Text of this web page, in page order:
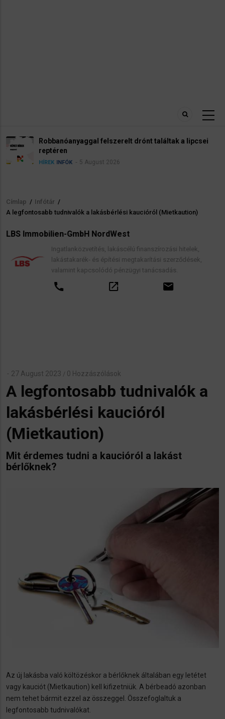
Robbanóanyaggal felszerelt drónt találtak a lipcsei
reptéren
HÍREK INFÓK 5 August 2026
Morzsa
Címlap / Infótár /
​A legfontosabb tudnivalók a lakásbérlési kaucióról (Mietkaution)
LBS Immobilien-GmbH NordWest
Ingatlanközvetítés, lakáscélú finanszírozási hitelek,
lakástakarék- és építési megtakarítási szerződések,
valamint kapcsolódó pénzügyi tanácsadás.
call open_in_new email
27 August 2023 / 0 Hozzászólások
​A legfontosabb tudnivalók a
lakásbérlési kaucióról
(Mietkaution)
Mit érdemes tudni a kaucióról a lakást
bérlőknek?
Az új lakásba való költözéskor a bérlőknek általában egy letétet
vagy kauciót (Mietkaution) kell kifizetniük. A bérbeadó azonban
nem tehet bármit ezzel az összeggel. Összefoglaltuk a
legfontosabb tudnivalókat.